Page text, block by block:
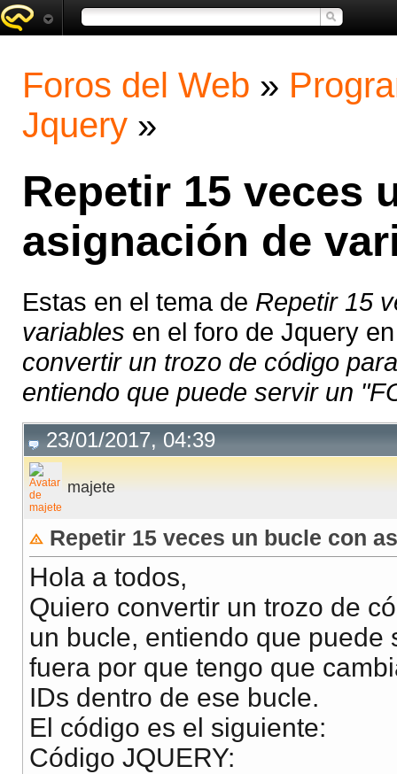
Foros del Web »
Jquery »
Repetir 15 veces
asignación de
Estas en el tema de Repetir 15
variables en el foro de Jquery
convertir un trozo de código
entiendo que puede servir un
23/01/2017, 04:39
majete
Repetir 15 veces un bucle con
Hola a todos,
Quiero convertir un trozo de
un bucle, entiendo que
fuera por que tengo que
IDs dentro de ese bucle.
El código es el siguiente:
Código JQUERY: